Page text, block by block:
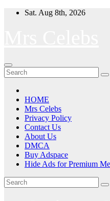
Skip
Sat. Aug 8th, 2026
HOME
Mrs Celebs
Privacy Policy
Contact Us
About Us
DMCA
Buy Adspace
Hide Ads for Premium